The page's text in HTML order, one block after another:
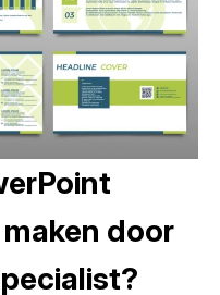
door